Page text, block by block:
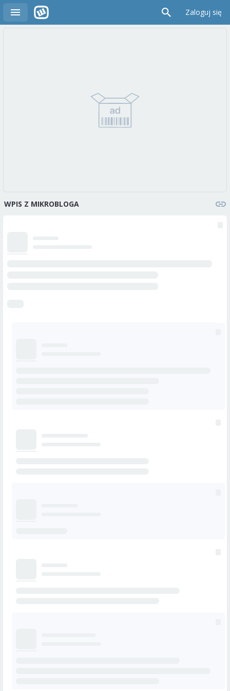
Zaloguj się
WPIS Z MIKROBLOGA